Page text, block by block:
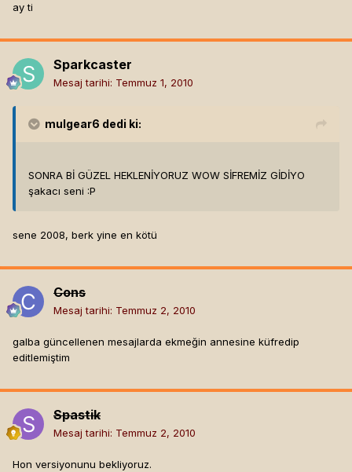
ay ti
Sparkcaster
Mesaj tarihi: Temmuz 1, 2010
mulgear6 dedi ki:
SONRA Bİ GÜZEL HEKLENİYORUZ WOW SİFREMİZ GİDİYO
şakacı seni :P
sene 2008, berk yine en kötü
Cons
Mesaj tarihi: Temmuz 2, 2010
galba güncellenen mesajlarda ekmeğin annesine küfredip
editlemiştim
Spastik
Mesaj tarihi: Temmuz 2, 2010
Hon versiyonunu bekliyoruz.